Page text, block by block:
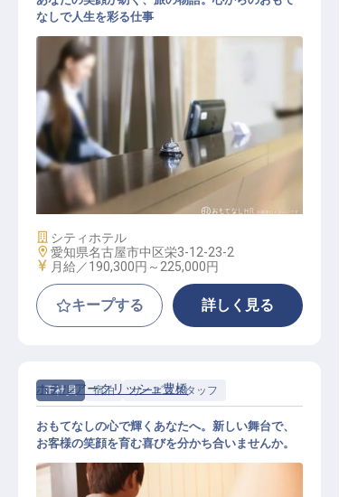
ホテルフロントスタッフ
なしで人生を彩る仕事
施設業態
シティホテル
勤務地
愛知県名古屋市中区栄3-12-23-2
給与
月給／190,300円～ 225,000円
キープする 詳しく見る
正社員 宿泊 サービススタッフ
ホテルアークリッシュ豊橋
おもてなしの心で輝くあなたへ。新しい舞台で、
お客様の笑顔を育む喜びを分かち合いませんか。